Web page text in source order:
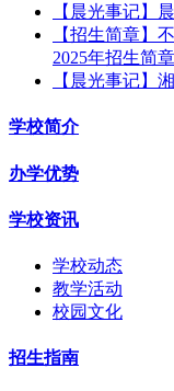
【晨光事记】
【招生简章】
2025年招生简章
【晨光事记】
学校简介
办学优势
学校资讯
学校动态
教学活动
校园文化
招生指南